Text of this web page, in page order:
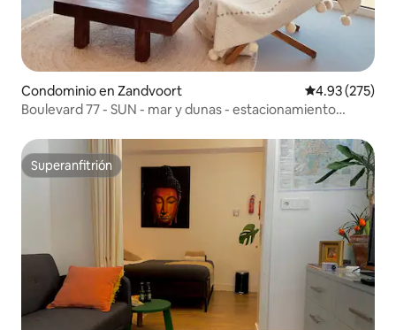
Condominio en Zandvoort Calificación
4.93 (275)
Boulevard 77 - SUN - mar y dunas - estacionamiento
Superanfitrión
Superanfitrión